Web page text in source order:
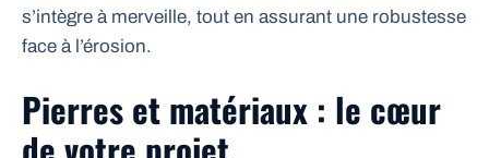
s’intègre à merveille, tout en assurant une robustesse
face à l’érosion.
Pierres et matériaux : le cœur